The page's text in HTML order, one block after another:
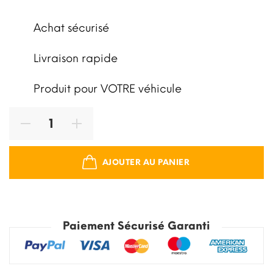
Achat sécurisé
Livraison rapide
Produit pour VOTRE véhicule
AJOUTER AU PANIER
Paiement Sécurisé Garanti